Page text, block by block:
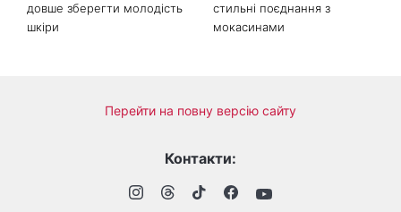
довше зберегти молодість
шкіри
стильні поєднання з
мокасинами
Перейти на повну версію сайту
Контакти: